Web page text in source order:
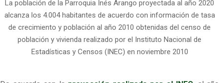
La población de la Parroquia Inés Arango proyectada al año 2020
alcanza los 4.004 habitantes de acuerdo con información de tasa
de crecimiento y población al año 2010 obtenidas del censo de
población y vivienda realizado por el Instituto Nacional de
Estadísticas y Censos (INEC) en noviembre 2010